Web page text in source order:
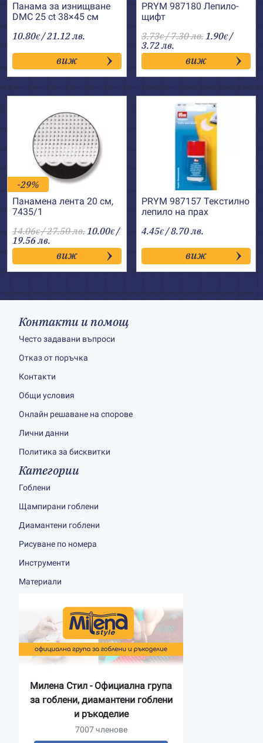
Панама за изнищване
DMC 25 ct 38×45 см
10.80€ / 21.12 лв.
виж
PRYM 987180 Лепило-
щифт
3.73€/ 7.30 лв.1.90€ /
3.72 лв.
виж
-29%
Панамена лента 20 см,
7435/1
14.06€/ 27.50 лв.10.00€ /
19.56 лв.
виж
PRYM 987157 Текстилно
лепило на прах
4.45€ / 8.70 лв.
виж
Контакти и помощ
Често задавани въпроси
Отказ от поръчка
Контакти
Общи условия
Онлайн решаване на спорове
Лични данни
Политика за бисквитки
Категории
Гоблени
Щампирани гоблени
Диамантени гоблени
Рисуване по номера
Инструменти
Материали
Милена Стил - Официална група
за гоблени, диамантени гоблени
и ръкоделие
7007 членове